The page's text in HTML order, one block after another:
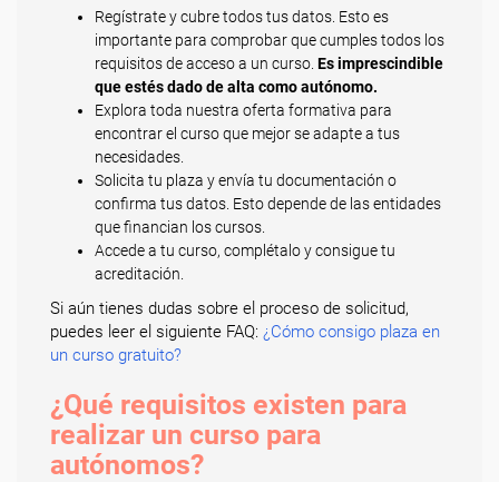
Regístrate y cubre todos tus datos. Esto es
importante para comprobar que cumples todos los
requisitos de acceso a un curso. Es imprescindible
que estés dado de alta como autónomo.
Explora toda nuestra oferta formativa para
encontrar el curso que mejor se adapte a tus
necesidades.
Solicita tu plaza y envía tu documentación o
confirma tus datos. Esto depende de las entidades
que financian los cursos.
Accede a tu curso, complétalo y consigue tu
acreditación.
Si aún tienes dudas sobre el proceso de solicitud,
puedes leer el siguiente FAQ: ¿Cómo consigo plaza en
un curso gratuito?
¿Qué requisitos existen para
realizar un curso para
autónomos?